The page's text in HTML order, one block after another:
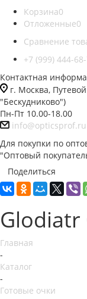
Корзина0
Отложенные0
Сравнение
+7 (999) 444-
Контактная
г. Москва,
"Бескудниково")
Пн-Пт 10.00-18.00
info@opticsprof.ru
Для покупки по
"Оптовый
Поделиться
Glodiatr
Главная
-
Каталог
-
Готовые очки